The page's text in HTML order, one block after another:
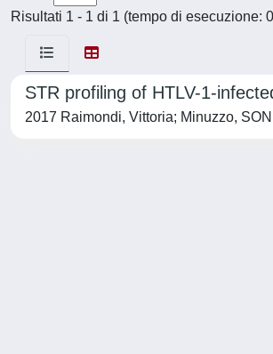
Risultati 1 - 1 di 1 (tempo di esecuzione:
STR profiling of HTLV-1-
2017 Raimondi, Vittoria; Minuzzo,